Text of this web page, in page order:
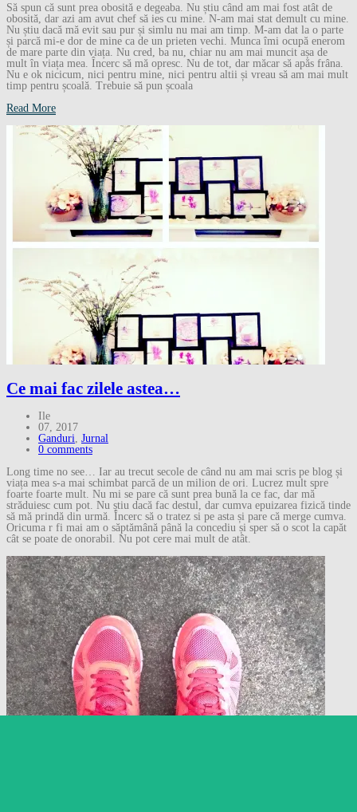
Să spun că sunt prea obosită e degeaba. Nu știu când am mai fost atât de
obosită, dar azi am avut chef să ies cu mine. N-am mai stat demult cu mine.
Nu știu dacă mă evit sau pur și simlu nu mai am timp. M-am dat la o parte
și parcă mi-e dor de mine ca de un prieten vechi. Munca îmi ocupă enerom
de mare parte din viața. Nu cred, ba nu, chiar nu am mai muncit așa de
mult în viața mea. Încerc să mă opresc. Nu de tot, dar măcar să apăs frâna.
Nu e ok nicicum, nici pentru mine, nici pentru altii și vreau să am mai mult
timp pentru școală. Trebuie să pun școala
Read More
Ce mai fac zilele astea…
Ile
07, 2017
Ganduri, Jurnal
0 comments
Long time no see… Iar au trecut secole de când nu am mai scris pe blog și
viața mea s-a mai schimbat parcă de un milion de ori. Lucrez mult spre
foarte foarte mult. Nu mi se pare că sunt prea bună la ce fac, dar mă
străduiesc cum pot. Nu știu dacă fac destul, dar cumva epuizarea fizică tinde
să mă prindă din urmă. Încerc să o tratez si pe asta și pare că merge cumva.
Oricuma r fi mai am o săptămână până la concediu și sper să o scot la capăt
cât se poate de onorabil. Nu pot cere mai mult de atât.